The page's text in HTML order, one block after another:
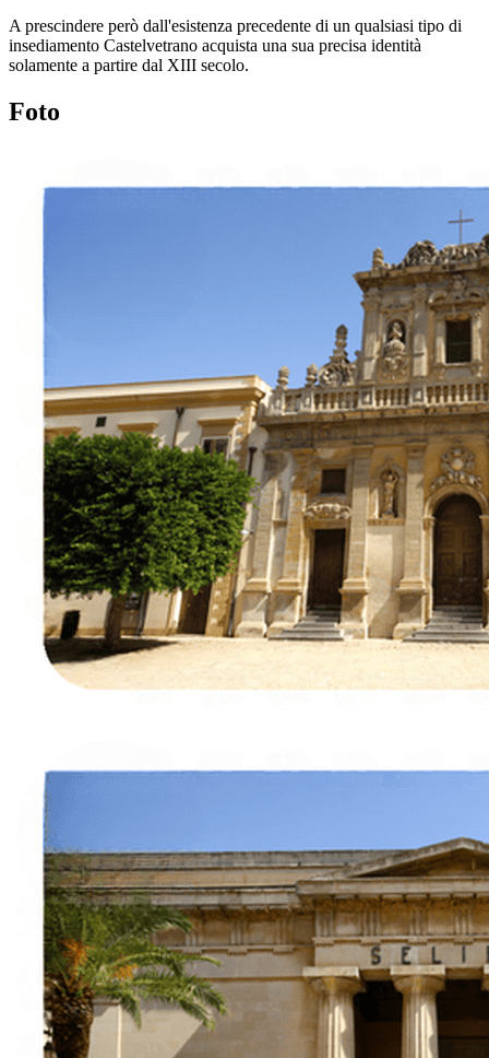
A prescindere però dall'esistenza precedente di un qualsiasi tipo di
insediamento Castelvetrano acquista una sua precisa identità
solamente a partire dal XIII secolo.
Foto